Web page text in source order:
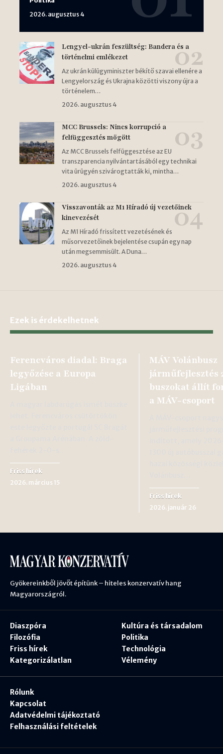
2026. augusztus 4
Lengyel-ukrán feszültség: Bandera és a
történelmi emlékezet
Az ukrán külügyminiszter békítő szavai ellenére a
Lengyelország és Ukrajna közötti viszony újra a
történelem…
2026. augusztus 4
MCC Brussels: Nincs korrupció a
felfüggesztés mögött
Az MCC Brussels felfüggesztése az EU
transzparencia nyilvántartásából egy technikai
vita ürügyén szivárogtatták ki, mintha…
2026. augusztus 4
Visszavonták az M1 Híradó új vezetőinek
kinevezését
Az M1 Híradó frissített vezetésének és
műsorvezetőinek bejelentése csupán egy nap
után megsemmisült. A Duna…
2026. augusztus 4
Ezek is érdekelhetnek
Ferencváros diadal: Braga
legyőzése a Europa
Ligában
Friss hírek
2026. március 15
MÁV Volánbusz
járműfejlesztés
buszokat állít
a MÁV-csoport
Friss hírek
2026. január 26
Gyökereinkből jövőt építünk – hiteles konzervatív hang
Magyarországról.
Diaszpóra
Filozófia
Friss hírek
Kategorizálatlan
Kultúra és társadalom
Politika
Technológia
Vélemény
Rólunk
Kapcsolat
Adatvédelmi tájékoztató
Felhasználási feltételek